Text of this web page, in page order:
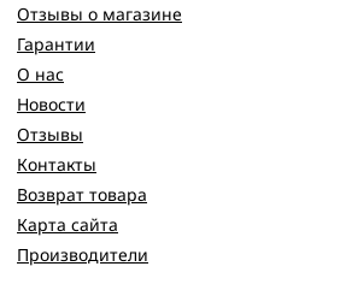
Отзывы о магазине
Гарантии
О нас
Новости
Отзывы
Контакты
Возврат товара
Карта сайта
Производители